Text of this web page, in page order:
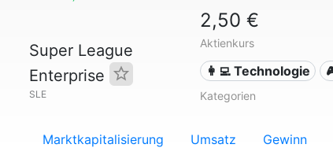
Super League
Enterprise
SLE
2,50 €
Aktienkurs
👩‍💻 Technologie
Kategorien
Marktkapitalisierung Umsatz Gewinn